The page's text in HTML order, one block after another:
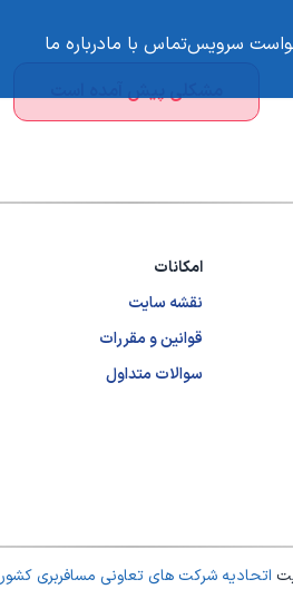
سرویستماس با مادرباره ما
مشکلی پیش آمده است
امکانات
نقشه سایت
قوانین و مقررات
سوالات متداول
اتحادیه شرکت های تعاونی مسافربری کشور